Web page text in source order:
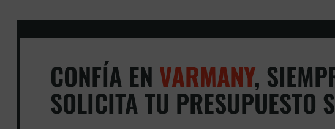
CONFÍA EN VARMANY,
SOLICITA TU PRESUPUESTO